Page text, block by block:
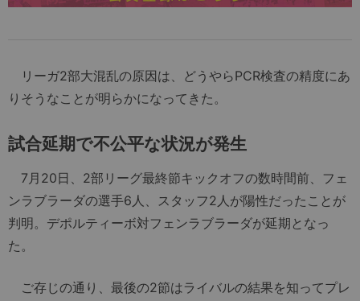
リーガ2部大混乱の原因は、どうやらPCR検査の精度にあ
りそうなことが明らかになってきた。
試合延期で不公平な状況が発生
7月20日、2部リーグ最終節キックオフの数時間前、フェ
ンラブラーダの選手6人、スタッフ2人が陽性だったことが
判明。デポルティーボ対フェンラブラーダが延期となっ
た。
ご存じの通り、最後の2節はライバルの結果を知ってプレ